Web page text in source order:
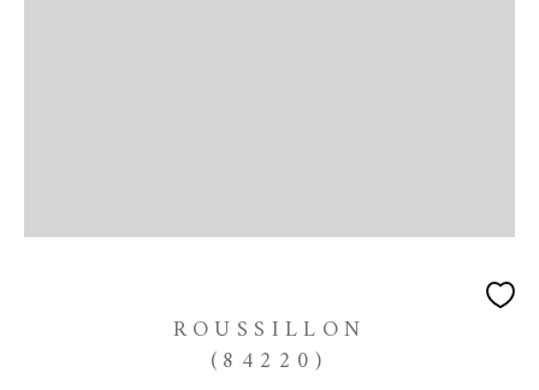
ROUSSILLON
(84220)